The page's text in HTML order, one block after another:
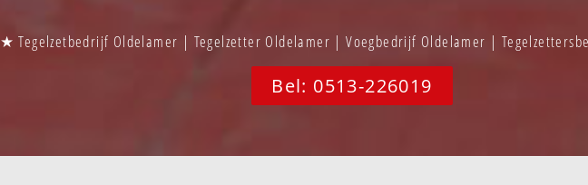
★ Tegelzetbedrijf Oldelamer | Tegelzetter Oldelamer | Voegbedrijf Oldelamer |
Bel: 0513-226019